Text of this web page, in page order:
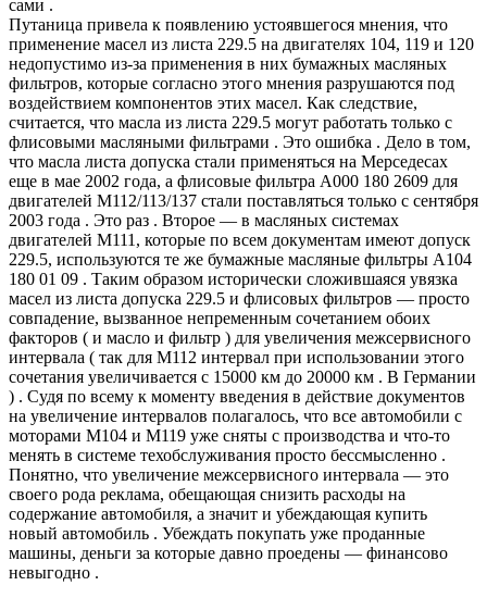
сами .
Путаница привела к появлению устоявшегося мнения, что
применение масел из листа 229.5 на двигателях 104, 119 и 120
недопустимо из-за применения в них бумажных масляных
фильтров, которые согласно этого мнения разрушаются под
воздействием компонентов этих масел. Как следствие,
считается, что масла из листа 229.5 могут работать только с
флисовыми масляными фильтрами . Это ошибка . Дело в том,
что масла листа допуска стали применяться на Мерседесах
еще в мае 2002 года, а флисовые фильтра A000 180 2609 для
двигателей М112/113/137 стали поставляться только с сентября
2003 года . Это раз . Второе — в масляных системах
двигателей М111, которые по всем документам имеют допуск
229.5, используются те же бумажные масляные фильтры А104
180 01 09 . Таким образом исторически сложившаяся увязка
масел из листа допуска 229.5 и флисовых фильтров — просто
совпадение, вызванное непременным сочетанием обоих
факторов ( и масло и фильтр ) для увеличения межсервисного
интервала ( так для М112 интервал при использовании этого
сочетания увеличивается с 15000 км до 20000 км . В Германии
) . Судя по всему к моменту введения в действие документов
на увеличение интервалов полагалось, что все автомобили с
моторами М104 и М119 уже сняты с производства и что-то
менять в системе техобслуживания просто бессмысленно .
Понятно, что увеличение межсервисного интервала — это
своего рода реклама, обещающая снизить расходы на
содержание автомобиля, а значит и убеждающая купить
новый автомобиль . Убеждать покупать уже проданные
машины, деньги за которые давно проедены — финансово
невыгодно .